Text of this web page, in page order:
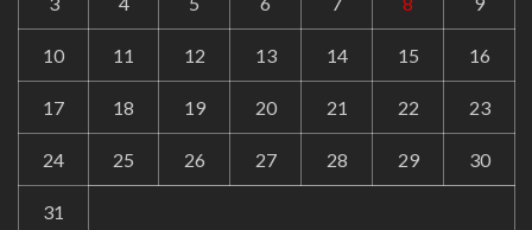
10 11 12 13 14 15 16
17 18 19 20 21 22 23
24 25 26 27 28 29 30
31